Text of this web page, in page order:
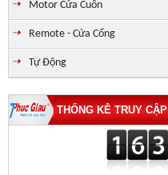
Motor Cửa Cuốn
Remote - Cửa Cổng
Tự Động
THỐNG KÊ TRUY CẬP